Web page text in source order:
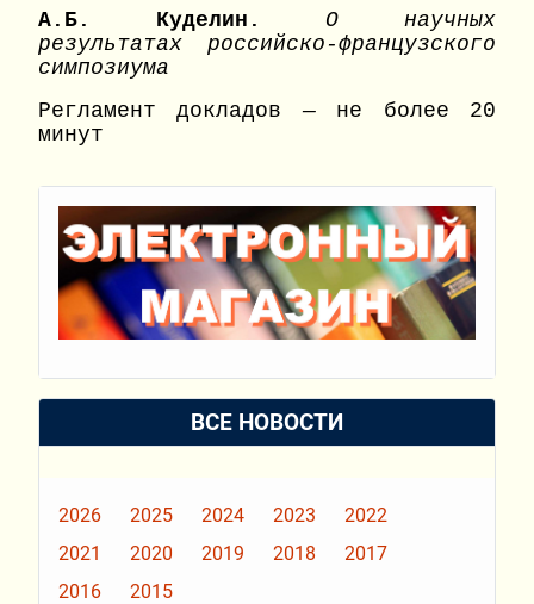
А.Б. Куделин.
О научных
результатах российско-французского
симпозиума
Регламент докладов—не более 20
минут
ВСЕ НОВОСТИ
2026 2025 2024 2023
2022
2021
2020 2019 2018
2017
2016
2015